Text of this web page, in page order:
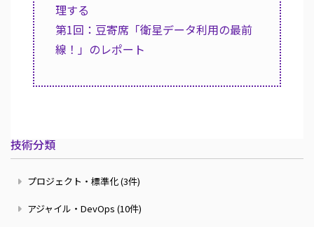
理する
第1回：豆寄席「衛星データ利用の最前
線！」のレポート
技術分類
プロジェクト・標準化 (3件)
アジャイル・DevOps (10件)